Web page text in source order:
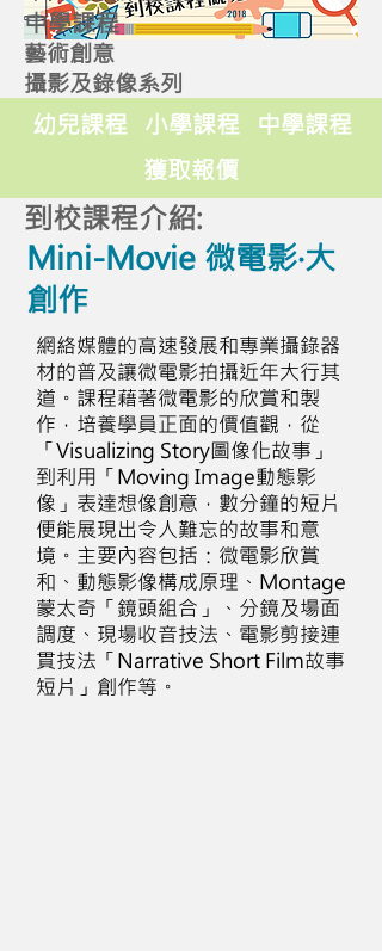
中學課程
藝術創意
攝影及錄像系列
幼兒課程 小學課程
中學課程
獲取報價
到校課程介紹:
Mini-Movie 微電影‧大
創作
網絡媒體的高速發展和專業攝錄器
材的普及讓微電影拍攝近年大行其
道。課程藉著微電影的欣賞和製
作，培養學員正面的價值觀，從
「Visualizing Story圖像化故事」
到利用「Moving Image動態影
像」表達想像創意，數分鐘的短片
便能展現出令人難忘的故事和意
境。主要內容包括：微電影欣賞
和、動態影像構成原理、Montage
蒙太奇「鏡頭組合」、分鏡及場面
調度、現場收音技法、電影剪接連
貫技法「Narrative Short Film故事
短片」創作等。